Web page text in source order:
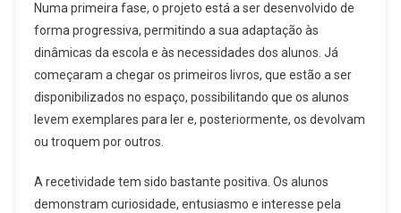
Numa primeira fase, o projeto está a ser desenvolvido de
forma progressiva, permitindo a sua adaptação às
dinâmicas da escola e às necessidades dos alunos. Já
começaram a chegar os primeiros livros, que estão a ser
disponibilizados no espaço, possibilitando que os alunos
levem exemplares para ler e, posteriormente, os devolvam
ou troquem por outros.
A recetividade tem sido bastante positiva. Os alunos
demonstram curiosidade, entusiasmo e interesse pela